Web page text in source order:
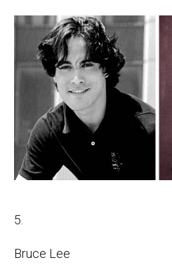
5.
Bruce Lee